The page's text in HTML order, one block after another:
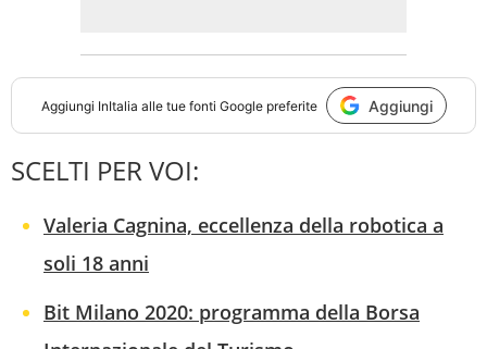
Aggiungi InItalia alle tue fonti Google preferite Aggiungi
SCELTI PER VOI:
Valeria Cagnina, eccellenza della robotica a
soli 18 anni
Bit Milano 2020: programma della Borsa